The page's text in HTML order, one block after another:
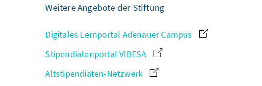
Weitere Angebote der Stiftung
Digitales Lernportal Adenauer Campus
Stipendiatenportal VIBESA
Altstipendiaten-Netzwerk